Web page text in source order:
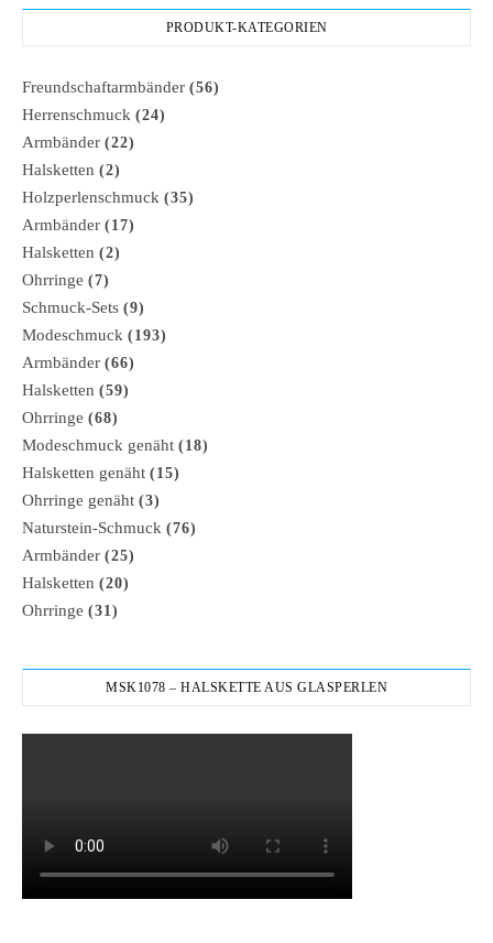
PRODUKT-KATEGORIEN
Freundschaftarmbänder (56)
Herrenschmuck (24)
Armbänder (22)
Halsketten (2)
Holzperlenschmuck (35)
Armbänder (17)
Halsketten (2)
Ohrringe (7)
Schmuck-Sets (9)
Modeschmuck (193)
Armbänder (66)
Halsketten (59)
Ohrringe (68)
Modeschmuck genäht (18)
Halsketten genäht (15)
Ohrringe genäht (3)
Naturstein-Schmuck (76)
Armbänder (25)
Halsketten (20)
Ohrringe (31)
MSK1078 – HALSKETTE AUS GLASPERLEN